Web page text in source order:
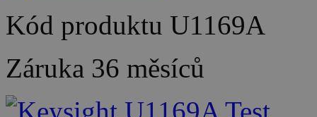
Kód produktu U1169A
Záruka 36 měsíců